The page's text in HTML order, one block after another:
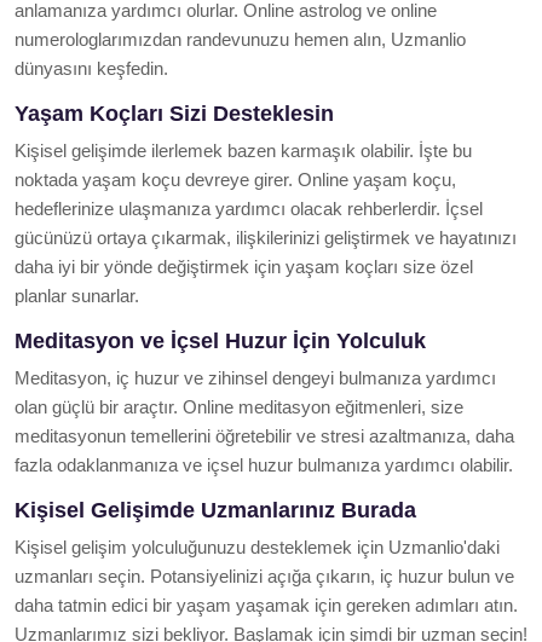
anlamanıza yardımcı olurlar. Online astrolog ve online
numerologlarımızdan randevunuzu hemen alın, Uzmanlio
dünyasını keşfedin.
Yaşam Koçları Sizi Desteklesin
Kişisel gelişimde ilerlemek bazen karmaşık olabilir. İşte bu
noktada yaşam koçu devreye girer. Online yaşam koçu,
hedeflerinize ulaşmanıza yardımcı olacak rehberlerdir. İçsel
gücünüzü ortaya çıkarmak, ilişkilerinizi geliştirmek ve hayatınızı
daha iyi bir yönde değiştirmek için yaşam koçları size özel
planlar sunarlar.
Meditasyon ve İçsel Huzur İçin Yolculuk
Meditasyon, iç huzur ve zihinsel dengeyi bulmanıza yardımcı
olan güçlü bir araçtır. Online meditasyon eğitmenleri, size
meditasyonun temellerini öğretebilir ve stresi azaltmanıza, daha
fazla odaklanmanıza ve içsel huzur bulmanıza yardımcı olabilir.
Kişisel Gelişimde Uzmanlarınız Burada
Kişisel gelişim yolculuğunuzu desteklemek için Uzmanlio'daki
uzmanları seçin. Potansiyelinizi açığa çıkarın, iç huzur bulun ve
daha tatmin edici bir yaşam yaşamak için gereken adımları atın.
Uzmanlarımız sizi bekliyor. Başlamak için şimdi bir uzman seçin!